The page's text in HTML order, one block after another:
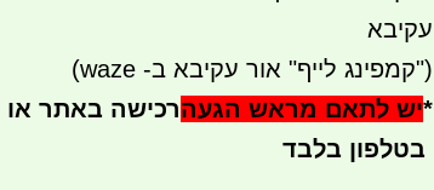
עקיבא
("קמפינג לייף" אור עקיבא ב- waze)
*יש לתאם מראש הגעה
בטלפון בלבד